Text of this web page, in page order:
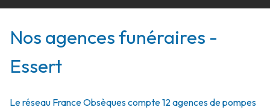
Nos agences funéraires -
Essert
Le réseau France Obsèques compte 12 agences de pompes